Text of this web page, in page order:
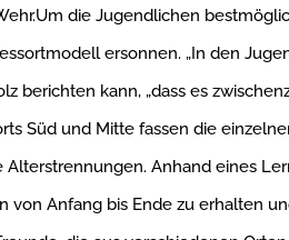
die Jugendlichen
ersonnen. „In den
berichten kann, „dass es
Süd und Mitte fassen die
Anhand eines
von Anfang bis Ende zu erhalten